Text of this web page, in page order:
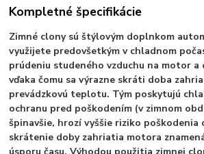
Kompletné špecifikácie
Zimné clony sú štýlovým doplnkom
využijete predovšetkým v chladnom
prúdeniu studeného vzduchu na motor a
vďaka čomu sa výrazne skráti doba
prevádzkovú teplotu. Tým poskytujú
ochranu pred poškodením (v zimnom
špinavšie, hrozí vyššie riziko poškodenia
skrátenie doby zahriatia motora
úsporu času. Výhodou použitia zimnej